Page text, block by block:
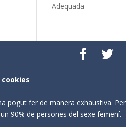
Adequada
cookies
pogut fer de manera exhaustiva. Per
90% de persones del sexe femení.